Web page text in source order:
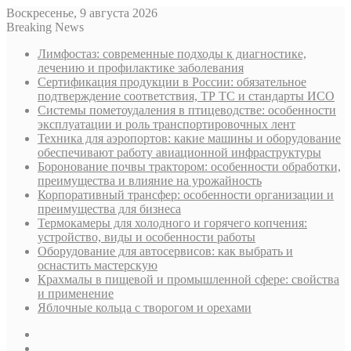
Воскресенье, 9 августа 2026
Breaking News
Лимфостаз: современные подходы к диагностике,
лечению и профилактике заболевания
Сертификация продукции в России: обязательное
подтверждение соответствия, ТР ТС и стандарты ИСО
Системы пометоудаления в птицеводстве: особенности
эксплуатации и роль транспортировочных лент
Техника для аэропортов: какие машины и оборудование
обеспечивают работу авиационной инфраструктуры
Боронование почвы трактором: особенности обработки,
преимущества и влияние на урожайность
Корпоративный трансфер: особенности организации и
преимущества для бизнеса
Термокамеры для холодного и горячего копчения:
устройство, виды и особенности работы
Оборудование для автосервисов: как выбрать и
оснастить мастерскую
Крахмалы в пищевой и промышленной сфере: свойства
и применение
Яблочные кольца с творогом и орехами